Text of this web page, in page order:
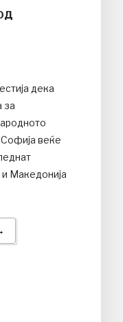
дека
за
Софија веќе
и Македонија